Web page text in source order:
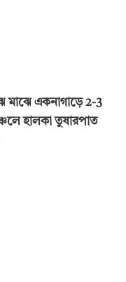
মাঝে একনাগাড়ে 2-3
হালকা তুষারপাত